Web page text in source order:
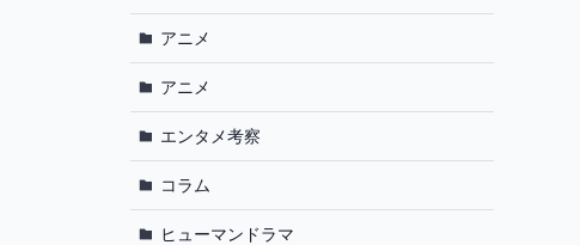
アニメ
アニメ
エンタメ考察
コラム
ヒューマンドラマ